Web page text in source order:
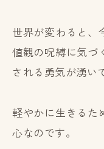
世界が変わると、
値観の呪縛に気づ
される勇気が湧い
軽やかに生きるた
心なのです。